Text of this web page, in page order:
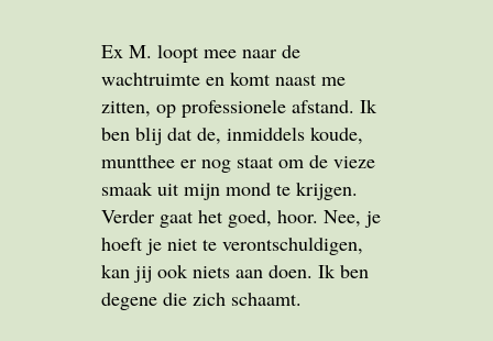
Ex M. loopt mee naar de
wachtruimte en komt naast me
zitten, op professionele afstand. Ik
ben blij dat de, inmiddels koude,
muntthee er nog staat om de vieze
smaak uit mijn mond te krijgen.
Verder gaat het goed, hoor. Nee, je
hoeft je niet te verontschuldigen,
kan jij ook niets aan doen. Ik ben
degene die zich schaamt.